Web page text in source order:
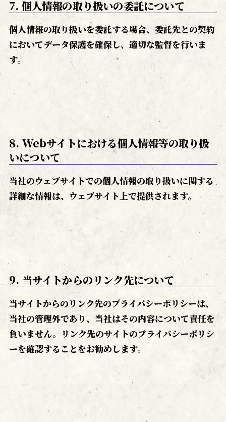
7. 個人情報の取り扱いの委託について
個人情報の取り扱いを委託する場合、委託先との契約
においてデータ保護を確保し、適切な監督を行いま
す。
8. Webサイトにおける個人情報等の取り扱
いについて
当社のウェブサイトでの個人情報の取り扱いに関する
詳細な情報は、ウェブサイト上で提供されます。
9. 当サイトからのリンク先について
当サイトからのリンク先のプライバシーポリシーは、
当社の管理外であり、当社はその内容について責任を
負いません。リンク先のサイトのプライバシーポリシ
ーを確認することをお勧めします。